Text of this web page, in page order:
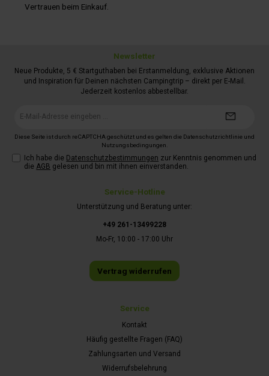
Vertrauen beim Einkauf.
Service-Hotline
Unterstützung und Beratung unter:
+49 261-13499228
Mo-Fr, 10:00 - 17:00 Uhr
Vertrag widerrufen
Service
Kontakt
Häufig gestellte Fragen (FAQ)
Zahlungsarten und Versand
Widerrufsbelehrung
Newsletter
Neue Produkte, 5 € Startguthaben bei Erstanmeldung, exklusive Aktionen
und Inspiration für Deinen nächsten Campingtrip – direkt per E-Mail.
Jederzeit kostenlos abbestellbar.
Diese Seite ist durch reCAPTCHA geschützt und es gelten die Datenschutzrichtlinie und
Nutzungsbedingungen.
Ich habe die Datenschutzbestimmungen zur Kenntnis genommen und
die AGB gelesen und bin mit ihnen einverstanden.